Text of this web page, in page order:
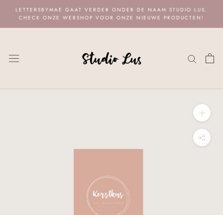
content
LETTERSBYMAE GAAT VERDER ONDER DE NAAM STUDIO LUS.
CHECK ONZE WEBSHOP VOOR ONZE NIEUWE PRODUCTEN!